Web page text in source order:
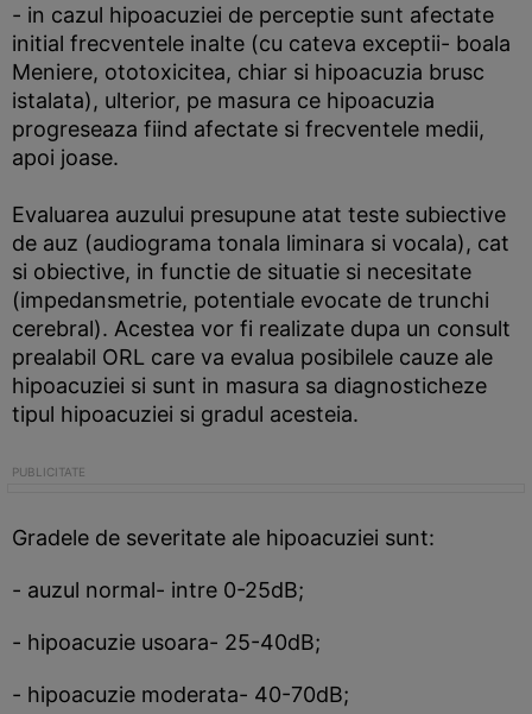
- in cazul hipoacuziei de perceptie sunt afectate
initial frecventele inalte (cu cateva exceptii- boala
Meniere, ototoxicitea, chiar si hipoacuzia brusc
istalata), ulterior, pe masura ce hipoacuzia
progreseaza fiind afectate si frecventele medii,
apoi joase.
Evaluarea auzului presupune atat teste subiective
de auz (audiograma tonala liminara si vocala), cat
si obiective, in functie de situatie si necesitate
(impedansmetrie, potentiale evocate de trunchi
cerebral). Acestea vor fi realizate dupa un consult
prealabil ORL care va evalua posibilele cauze ale
hipoacuziei si sunt in masura sa diagnosticheze
tipul hipoacuziei si gradul acesteia.
Gradele de severitate ale hipoacuziei sunt:
- auzul normal- intre 0-25dB;
- hipoacuzie usoara- 25-40dB;
- hipoacuzie moderata- 40-70dB;